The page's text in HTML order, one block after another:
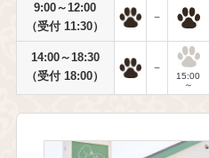
9:00～12:00
（受付 11:30）
－
14:00～18:30
（受付 18:00）
－
15:00
～